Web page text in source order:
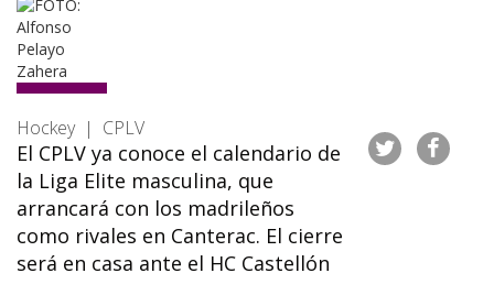
Hockey | CPLV
El CPLV ya conoce el calendario de
la Liga Elite masculina, que
arrancará con los madrileños
como rivales en Canterac. El cierre
será en casa ante el HC Castellón